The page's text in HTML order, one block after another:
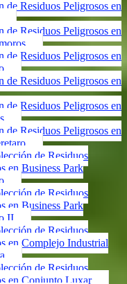
de Residuos Peligrosos en
de Residuos Peligrosos en
de Residuos Peligrosos en
de Residuos Peligrosos en
de Residuos Peligrosos en
de Residuos Peligrosos en
de Residuos
en Business Park
de Residuos
en Business Park
II
de Residuos
en Complejo Industrial
de Residuos
en Conjunto Luxar